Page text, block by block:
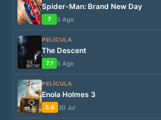
Spider-Man: Brand New Day
7 5 Ago
PELÍCULA
The Descent
7.7 5 Ago
PELÍCULA
Enola Holmes 3
5.6 30 Jul